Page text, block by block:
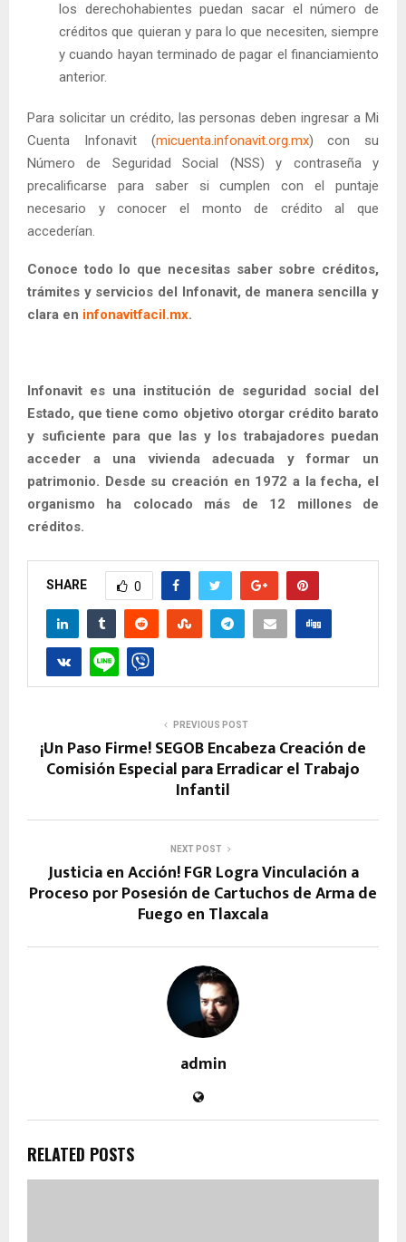
los derechohabientes puedan sacar el número de
créditos que quieran y para lo que necesiten, siempre
y cuando hayan terminado de pagar el financiamiento
anterior.
Para solicitar un crédito, las personas deben ingresar a Mi
Cuenta Infonavit (micuenta.infonavit.org.mx) con su
Número de Seguridad Social (NSS) y contraseña y
precalificarse para saber si cumplen con el puntaje
necesario y conocer el monto de crédito al que
accederían.
Conoce todo lo que necesitas saber sobre créditos,
trámites y servicios del Infonavit, de manera sencilla y
clara en infonavitfacil.mx.
Infonavit es una institución de seguridad social del
Estado, que tiene como objetivo otorgar crédito barato
y suficiente para que las y los trabajadores puedan
acceder a una vivienda adecuada y formar un
patrimonio. Desde su creación en 1972 a la fecha, el
organismo ha colocado más de 12 millones de
créditos.
SHARE 0
PREVIOUS POST
¡Un Paso Firme! SEGOB Encabeza Creación de
Comisión Especial para Erradicar el Trabajo
Infantil
NEXT POST
Justicia en Acción! FGR Logra Vinculación a
Proceso por Posesión de Cartuchos de Arma de
Fuego en Tlaxcala
admin
RELATED POSTS